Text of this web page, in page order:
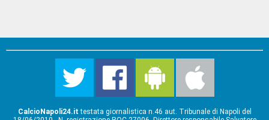
CalcioNapoli24.it testata giornalistica n.46 aut. Tribunale di Napoli del